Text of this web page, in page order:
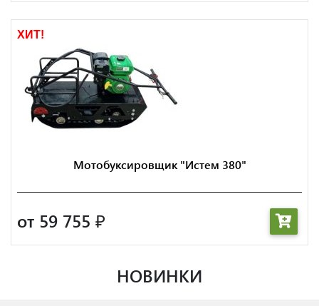
ХИТ!
Мотобуксировщик "Истем 380"
от 59 755 ₽
НОВИНКИ